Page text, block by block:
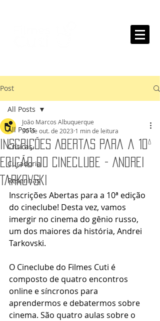
Post
All Posts
Críticas
Curadoria
Resenhas
All Posts
Inscrições Abertas para a 10ª
Edição do Cineclube - Andrei
Tarkovski
João Marcos Albuquerque
30 de out. de 2023 1 min de leitura
Inscrições Abertas para a 10ª edição
do cineclube! Desta vez, vamos
imergir no cinema do gênio russo,
um dos maiores da história, Andrei
Tarkovski.
O Cineclube do Filmes Cuti é
composto de quatro encontros
online e síncronos para
aprendermos e debatermos sobre
cinema. São quatro aulas sobre o